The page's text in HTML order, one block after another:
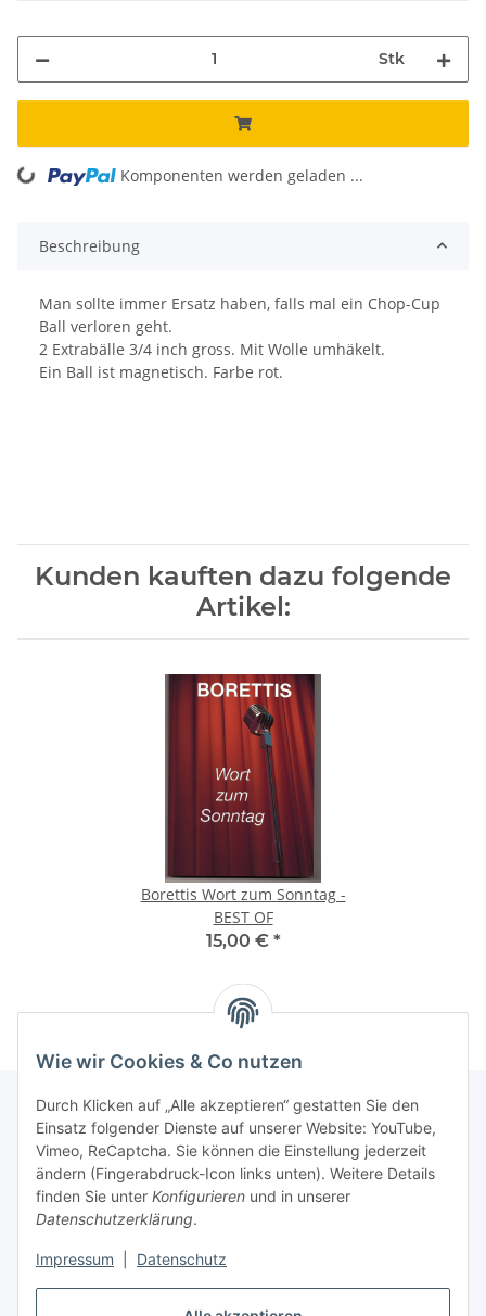
Wie wir Cookies & Co nutzen
Durch Klicken auf „Alle akzeptieren“ gestatten Sie den
Einsatz folgender Dienste auf unserer Website: YouTube,
Vimeo, ReCaptcha. Sie können die Einstellung jederzeit
ändern (Fingerabdruck-Icon links unten). Weitere Details
finden Sie unter Konfigurieren und in unserer
Datenschutzerklärung.
Impressum Datenschutz
Stk
Loading... Komponenten werden geladen ...
Beschreibung
Man sollte immer Ersatz haben, falls mal ein Chop-Cup
Ball verloren geht.
2 Extrabälle 3/4 inch gross. Mit Wolle umhäkelt.
Ein Ball ist magnetisch. Farbe rot.
Kunden kauften dazu folgende
Artikel:
Borettis Wort zum Sonntag -
BEST OF
15,00 € *
Informationen
Gesetzliche Informationen